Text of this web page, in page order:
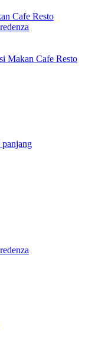
Cafe Resto
Makan Cafe Resto